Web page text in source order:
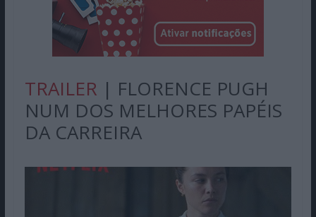
TRAILER | FLORENCE PUGH
NUM DOS MELHORES PAPÉIS
DA CARREIRA